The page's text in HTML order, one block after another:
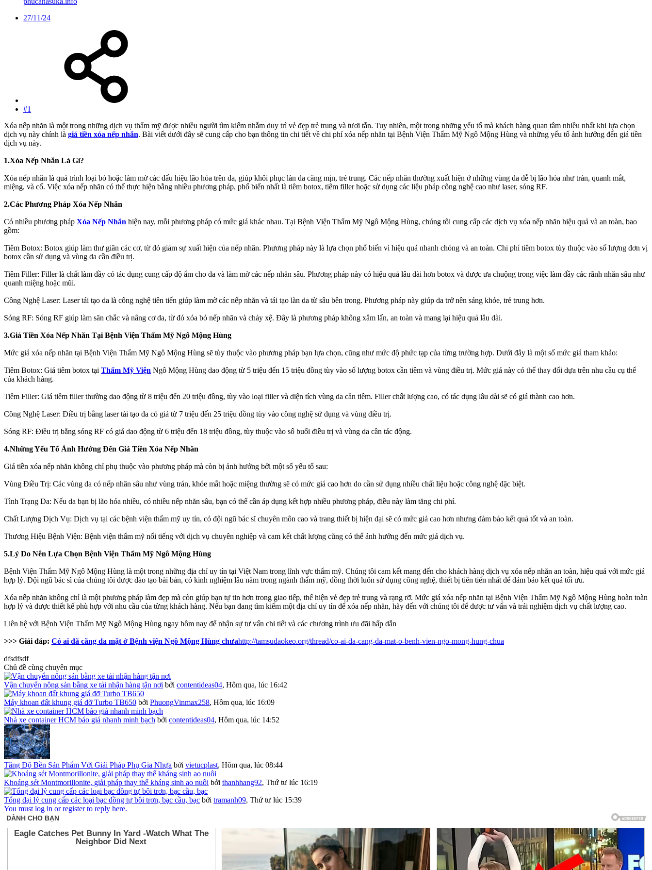
27/11/24
#1
Xóa nếp nhăn là một trong những dịch vụ thẩm mỹ được nhiều người tìm kiếm nhằm duy trì vẻ đẹp trẻ trung và tươi tắn. Tuy nhiên, một trong những yếu tố mà khách hàng quan tâm nhiều nhất khi lựa chọn
dịch vụ này chính là giá tiền xóa nếp nhăn. Bài viết dưới đây sẽ cung cấp cho bạn thông tin chi tiết về chi phí xóa nếp nhăn tại Bệnh Viện Thẩm Mỹ Ngô Mộng Hùng và những yếu tố ảnh hưởng đến giá tiền
dịch vụ này.
1.Xóa Nếp Nhăn Là Gì?
Xóa nếp nhăn là quá trình loại bỏ hoặc làm mờ các dấu hiệu lão hóa trên da, giúp khôi phục làn da căng mịn, trẻ trung. Các nếp nhăn thường xuất hiện ở những vùng da dễ bị lão hóa như trán, quanh mắt,
miệng, và cổ. Việc xóa nếp nhăn có thể thực hiện bằng nhiều phương pháp, phổ biến nhất là tiêm botox, tiêm filler hoặc sử dụng các liệu pháp công nghệ cao như laser, sóng RF.
2.Các Phương Pháp Xóa Nếp Nhăn
Có nhiều phương pháp Xóa Nếp Nhăn hiện nay, mỗi phương pháp có mức giá khác nhau. Tại Bệnh Viện Thẩm Mỹ Ngô Mộng Hùng, chúng tôi cung cấp các dịch vụ xóa nếp nhăn hiệu quả và an toàn, bao
gồm:
Tiêm Botox: Botox giúp làm thư giãn các cơ, từ đó giảm sự xuất hiện của nếp nhăn. Phương pháp này là lựa chọn phổ biến vì hiệu quả nhanh chóng và an toàn. Chi phí tiêm botox tùy thuộc vào số lượng đơn vị
botox cần sử dụng và vùng da cần điều trị.
Tiêm Filler: Filler là chất làm đầy có tác dụng cung cấp độ ẩm cho da và làm mờ các nếp nhăn sâu. Phương pháp này có hiệu quả lâu dài hơn botox và được ưa chuộng trong việc làm đầy các rãnh nhăn sâu như
quanh miệng hoặc mũi.
Công Nghệ Laser: Laser tái tạo da là công nghệ tiên tiến giúp làm mờ các nếp nhăn và tái tạo làn da từ sâu bên trong. Phương pháp này giúp da trở nên sáng khỏe, trẻ trung hơn.
Sóng RF: Sóng RF giúp làm săn chắc và nâng cơ da, từ đó xóa bỏ nếp nhăn và chảy xệ. Đây là phương pháp không xâm lấn, an toàn và mang lại hiệu quả lâu dài.
3.Giá Tiền Xóa Nếp Nhăn Tại Bệnh Viện Thẩm Mỹ Ngô Mộng Hùng
Mức giá xóa nếp nhăn tại Bệnh Viện Thẩm Mỹ Ngô Mộng Hùng sẽ tùy thuộc vào phương pháp bạn lựa chọn, cũng như mức độ phức tạp của từng trường hợp. Dưới đây là một số mức giá tham khảo:
Tiêm Botox: Giá tiêm botox tại Thẩm Mỹ Viện Ngô Mộng Hùng dao động từ 5 triệu đến 15 triệu đồng tùy vào số lượng botox cần tiêm và vùng điều trị. Mức giá này có thể thay đổi dựa trên nhu cầu cụ thể
của khách hàng.
Tiêm Filler: Giá tiêm filler thường dao động từ 8 triệu đến 20 triệu đồng, tùy vào loại filler và diện tích vùng da cần tiêm. Filler chất lượng cao, có tác dụng lâu dài sẽ có giá thành cao hơn.
Công Nghệ Laser: Điều trị bằng laser tái tạo da có giá từ 7 triệu đến 25 triệu đồng tùy vào công nghệ sử dụng và vùng điều trị.
Sóng RF: Điều trị bằng sóng RF có giá dao động từ 6 triệu đến 18 triệu đồng, tùy thuộc vào số buổi điều trị và vùng da cần tác động.
4.Những Yếu Tố Ảnh Hưởng Đến Giá Tiền Xóa Nếp Nhăn
Giá tiền xóa nếp nhăn không chỉ phụ thuộc vào phương pháp mà còn bị ảnh hưởng bởi một số yếu tố sau:
Vùng Điều Trị: Các vùng da có nếp nhăn sâu như vùng trán, khóe mắt hoặc miệng thường sẽ có mức giá cao hơn do cần sử dụng nhiều chất liệu hoặc công nghệ đặc biệt.
Tình Trạng Da: Nếu da bạn bị lão hóa nhiều, có nhiều nếp nhăn sâu, bạn có thể cần áp dụng kết hợp nhiều phương pháp, điều này làm tăng chi phí.
Chất Lượng Dịch Vụ: Dịch vụ tại các bệnh viện thẩm mỹ uy tín, có đội ngũ bác sĩ chuyên môn cao và trang thiết bị hiện đại sẽ có mức giá cao hơn nhưng đảm bảo kết quả tốt và an toàn.
Thương Hiệu Bệnh Viện: Bệnh viện thẩm mỹ nổi tiếng với dịch vụ chuyên nghiệp và cam kết chất lượng cũng có thể ảnh hưởng đến mức giá dịch vụ.
5.Lý Do Nên Lựa Chọn Bệnh Viện Thẩm Mỹ Ngô Mộng Hùng
Bệnh Viện Thẩm Mỹ Ngô Mộng Hùng là một trong những địa chỉ uy tín tại Việt Nam trong lĩnh vực thẩm mỹ. Chúng tôi cam kết mang đến cho khách hàng dịch vụ xóa nếp nhăn an toàn, hiệu quả với mức giá
hợp lý. Đội ngũ bác sĩ của chúng tôi được đào tạo bài bản, có kinh nghiệm lâu năm trong ngành thẩm mỹ, đồng thời luôn sử dụng công nghệ, thiết bị tiên tiến nhất để đảm bảo kết quả tối ưu.
Xóa nếp nhăn không chỉ là một phương pháp làm đẹp mà còn giúp bạn tự tin hơn trong giao tiếp, thể hiện vẻ đẹp trẻ trung và rạng rỡ. Mức giá xóa nếp nhăn tại Bệnh Viện Thẩm Mỹ Ngô Mộng Hùng hoàn toàn
hợp lý và được thiết kế phù hợp với nhu cầu của từng khách hàng. Nếu bạn đang tìm kiếm một địa chỉ uy tín để xóa nếp nhăn, hãy đến với chúng tôi để được tư vấn và trải nghiệm dịch vụ chất lượng cao.
Liên hệ với Bệnh Viện Thẩm Mỹ Ngô Mộng Hùng ngay hôm nay để nhận sự tư vấn chi tiết và các chương trình ưu đãi hấp dẫn
>>> Giải đáp: Có ai đã căng da mặt ở Bệnh viện Ngô Mộng Hùng chưahttp://tamsudaokeo.org/thread/co-ai-da-cang-da-mat-o-benh-vien-ngo-mong-hung-chua
dfsdfsdf
Chủ đề cùng chuyên mục
Vận chuyển nông sản bằng xe tải nhận hàng tận nơi bởi contentideas04, Hôm qua, lúc 16:42
Máy khoan đất khung giá đỡ Turbo TB650 bởi PhuongVinmax258, Hôm qua, lúc 16:09
Nhà xe container HCM báo giá nhanh minh bạch bởi contentideas04, Hôm qua, lúc 14:52
Tăng Độ Bền Sản Phẩm Với Giải Pháp Phụ Gia Nhựa bởi vietucplast, Hôm qua, lúc 08:44
Khoáng sét Montmorillonite, giải pháp thay thế kháng sinh ao nuôi bởi thanhhang92, Thứ tư lúc 16:19
Tổng đại lý cung cấp các loại bạc đồng tự bôi trơn, bạc cầu, bạc bởi tramanh09, Thứ tư lúc 15:39
You must log in or register to reply here.